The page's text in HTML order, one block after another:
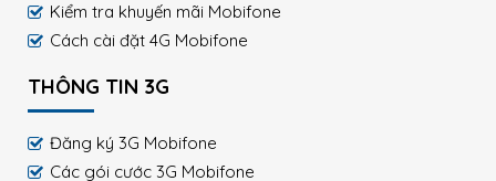
Kiểm tra khuyến mãi Mobifone
Cách cài đặt 4G Mobifone
THÔNG TIN 3G
Đăng ký 3G Mobifone
Các gói cước 3G Mobifone